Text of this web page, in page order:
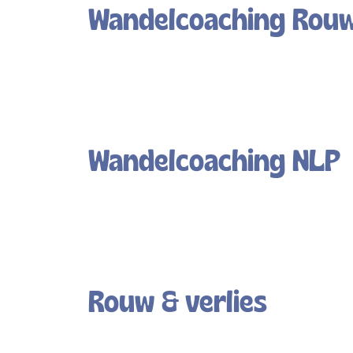
Wandelcoaching
Wandelcoaching NLP
Rouw & verlies